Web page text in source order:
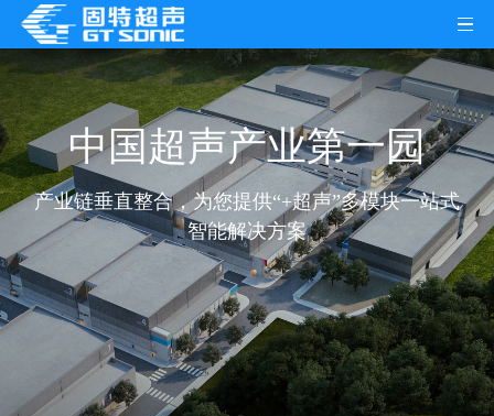
中国超声产业第一园
产业链垂直整合，为您提供“+超声”多模块一站式
智能解决方案